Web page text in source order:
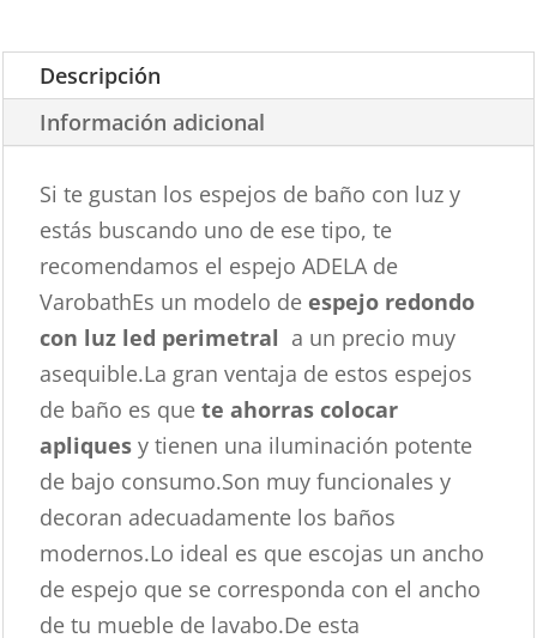
Descripción
Información adicional
Si te gustan los espejos de baño con luz y
estás buscando uno de ese tipo, te
recomendamos el espejo ADELA de
VarobathEs un modelo de espejo redondo
con luz led perimetral a un precio muy
asequible.La gran ventaja de estos espejos
de baño es que te ahorras colocar
apliques y tienen una iluminación potente
de bajo consumo.Son muy funcionales y
decoran adecuadamente los baños
modernos.Lo ideal es que escojas un ancho
de espejo que se corresponda con el ancho
de tu mueble de lavabo.De esta